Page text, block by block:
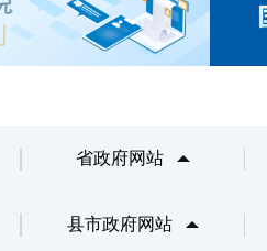
省政府网站
县市政府网站